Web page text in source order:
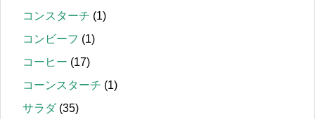
コンスターチ (1)
コンビーフ (1)
コーヒー (17)
コーンスターチ (1)
サラダ(35)